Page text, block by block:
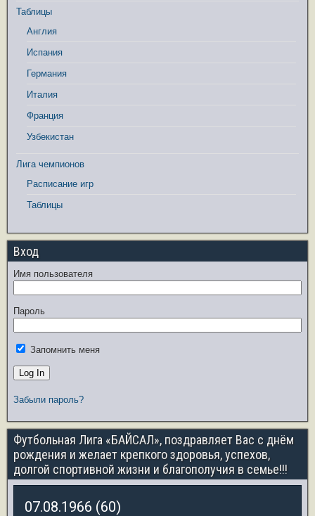
Таблицы
Англия
Испания
Германия
Италия
Франция
Узбекистан
Лига чемпионов
Расписание игр
Таблицы
Вход
Имя пользователя
Пароль
Запомнить меня
Забыли пароль?
Футбольная Лига «БАЙСАЛ», поздравляет Вас с днём
рождения и желает крепкого здоровья, успехов,
долгой спортивной жизни и благополучия в семье!!!
07.08.1966 (60)